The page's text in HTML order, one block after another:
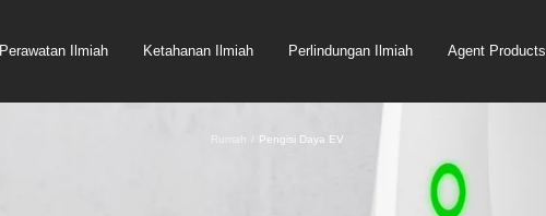
Perawatan Ilmiah Ketahanan Ilmiah Perlindungan Ilmiah Agent Products
Rumah Pengisi Daya EV